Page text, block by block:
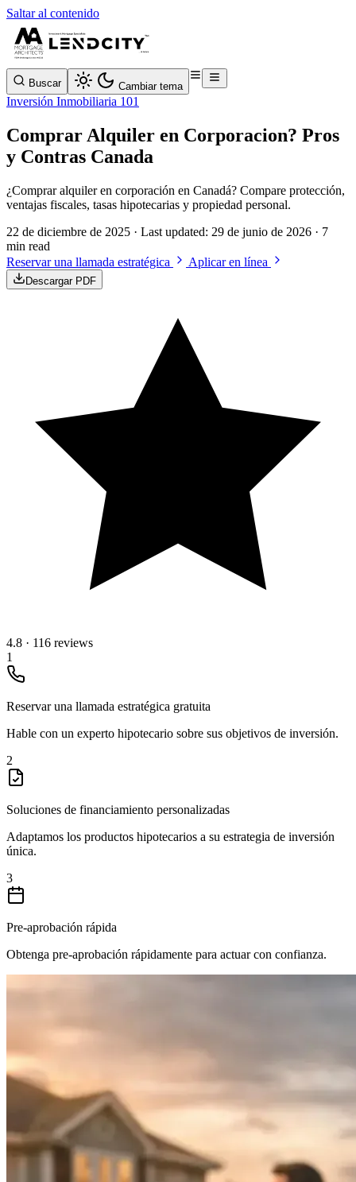
Saltar al contenido
Buscar Cambiar tema
Inversión Inmobiliaria 101
Comprar Alquiler en Corporacion? Pros
y Contras Canada
¿Comprar alquiler en corporación en Canadá? Compare protección,
ventajas fiscales, tasas hipotecarias y propiedad personal.
22 de diciembre de 2025 · Last updated: 29 de junio de 2026 · 7
min read
Reservar una llamada estratégica
Aplicar en línea
Descargar PDF
4.8 · 116 reviews
1
Reservar una llamada estratégica gratuita
Hable con un experto hipotecario sobre sus objetivos de inversión.
2
Soluciones de financiamiento personalizadas
Adaptamos los productos hipotecarios a su estrategia de inversión
única.
3
Pre-aprobación rápida
Obtenga pre-aprobación rápidamente para actuar con confianza.